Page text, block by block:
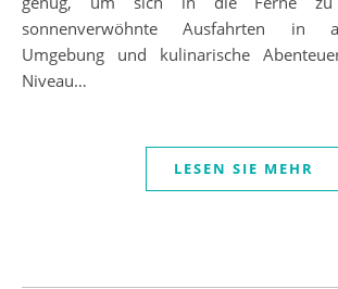
sonnenverwöhnte Ausfahrten in
Umgebung und kulinarische
Niveau…
LESEN SIE MEHR